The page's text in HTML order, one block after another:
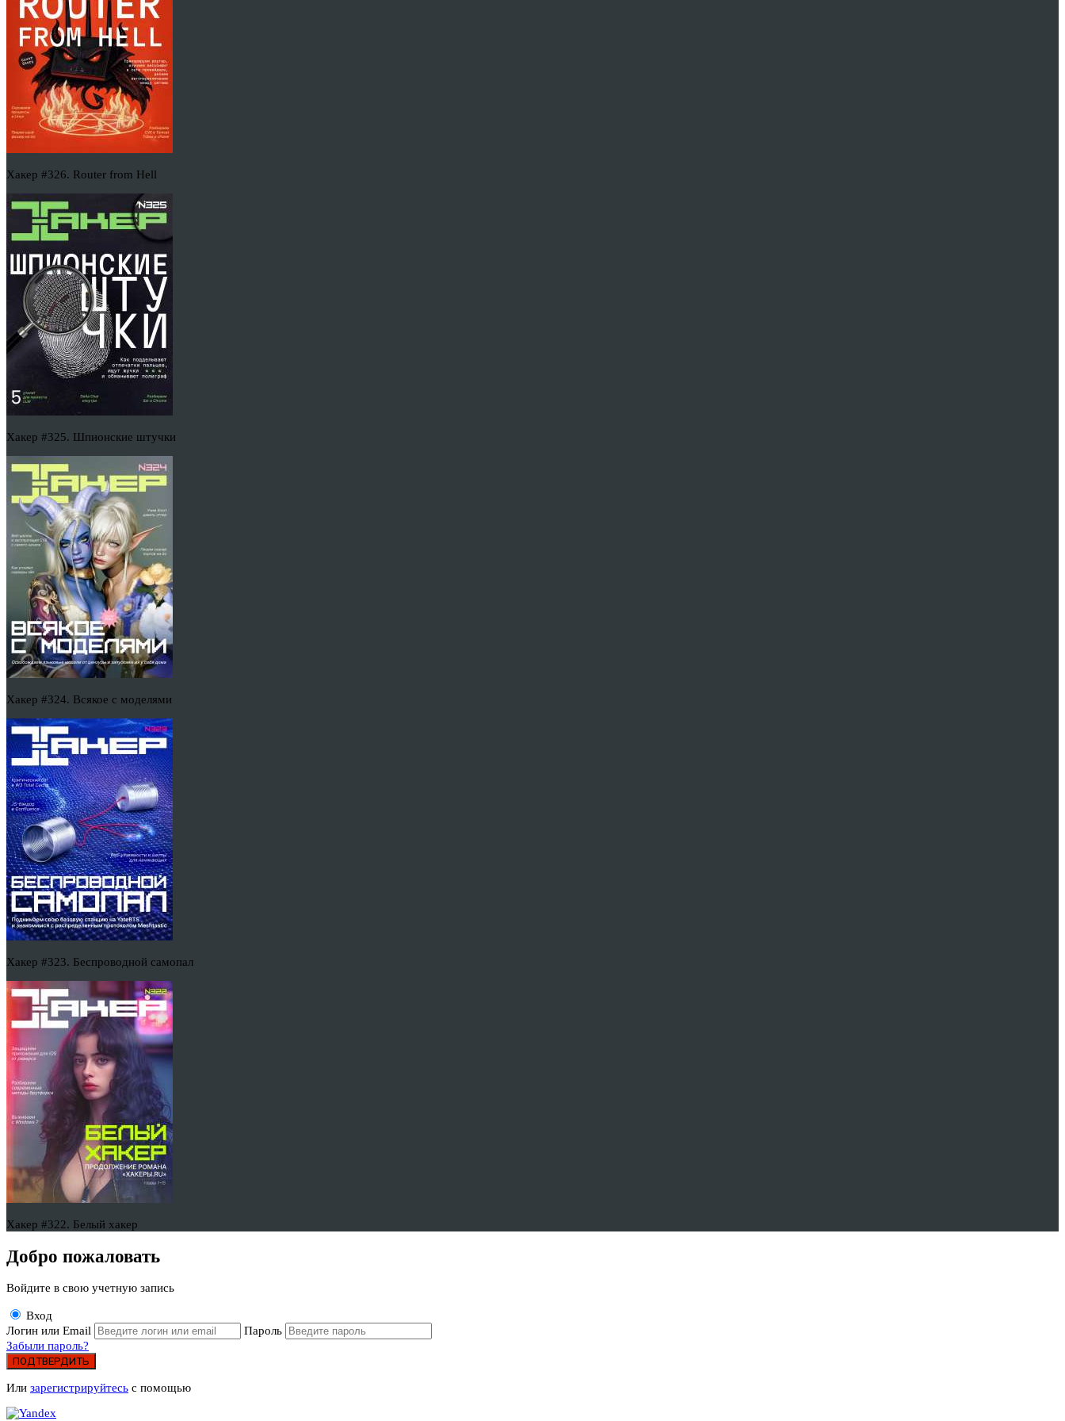
Хакер #326. Router from Hell
Хакер #325. Шпионские штучки
Хакер #324. Всякое с моделями
Хакер #323. Беспроводной самопал
Хакер #322. Белый хакер
Добро пожаловать
Войдите в свою учетную запись
Вход
Логин или Email
Пароль
Забыли пароль?
ПОДТВЕРДИТЬ
Или зарегистрируйтесь с помощью